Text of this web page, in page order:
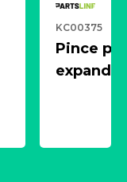
KC00375
Pince